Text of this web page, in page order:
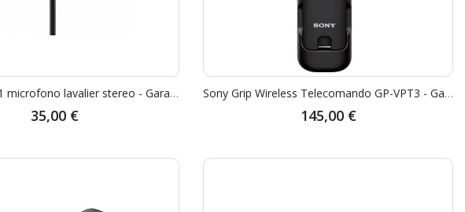
Sony ECM-LV1 microfono lavalier stereo - Garanzia Sony 2 Anni
35,00 €
Sony Grip Wireless Telecomando GP-VPT3 - Garanzia Sony Italia 2 Anni
145,00 €